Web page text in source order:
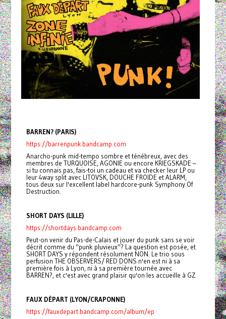
BARREN? (PARIS)
https://barrenpunk.bandcamp.com
Anarcho-punk mid-tempo sombre et ténébreux, avec des
membres de TURQUOISE, AGONIE ou encore KRIEGSKADE –
si tu connais pas, fais-toi un cadeau et va checker leur LP ou
leur 4way split avec LITOVSK, DOUCHE FROIDE et ALARM,
tous deux sur l'excellent label hardcore-punk Symphony Of
Destruction.
SHORT DAYS (LILLE)
https://shortdays.bandcamp.com
Peut-on venir du Pas-de-Calais et jouer du punk sans se voir
décrit comme du "punk pluvieux"? La question est posée, et
SHORT DAYS y répondent résolument NON. Le trio sous
perfusion THE OBSERVERS/ RED DONS n'en est ni à sa
première fois à Lyon, ni à sa première tournée avec
BARREN?, et c'est avec grand plaisir qu'on les accueille à GZ.
FAUX DÉPART (LYON/CRAPONNE)
https://fauxdepart.bandcamp.com/album/ep